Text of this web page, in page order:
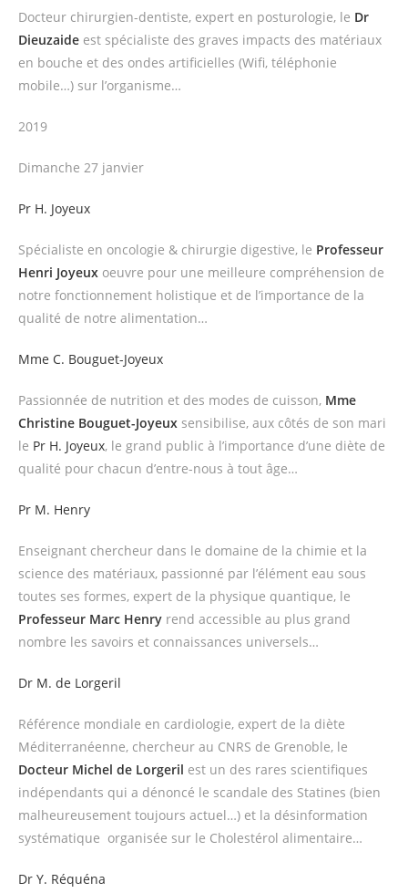
Docteur chirurgien-dentiste, expert en posturologie, le Dr
Dieuzaide est spécialiste des graves impacts des matériaux
en bouche et des ondes artificielles (Wifi, téléphonie
mobile…) sur l’organisme…
2019
Dimanche 27 janvier
Pr H. Joyeux
Spécialiste en oncologie & chirurgie digestive, le Professeur
Henri Joyeux oeuvre pour une meilleure compréhension de
notre fonctionnement holistique et de l’importance de la
qualité de notre alimentation…
Mme C. Bouguet-Joyeux
Passionnée de nutrition et des modes de cuisson, Mme
Christine Bouguet-Joyeux sensibilise, aux côtés de son mari
le Pr H. Joyeux, le grand public à l’importance d’une diète de
qualité pour chacun d’entre-nous à tout âge…
Pr M. Henry
Enseignant chercheur dans le domaine de la chimie et la
science des matériaux, passionné par l’élément eau sous
toutes ses formes, expert de la physique quantique, le
Professeur Marc Henry rend accessible au plus grand
nombre les savoirs et connaissances universels…
Dr M. de Lorgeril
Référence mondiale en cardiologie, expert de la diète
Méditerranéenne, chercheur au CNRS de Grenoble, le
Docteur Michel de Lorgeril est un des rares scientifiques
indépendants qui a dénoncé le scandale des Statines (bien
malheureusement toujours actuel…) et la désinformation
systématique organisée sur le Cholestérol alimentaire…
Dr Y. Réquéna